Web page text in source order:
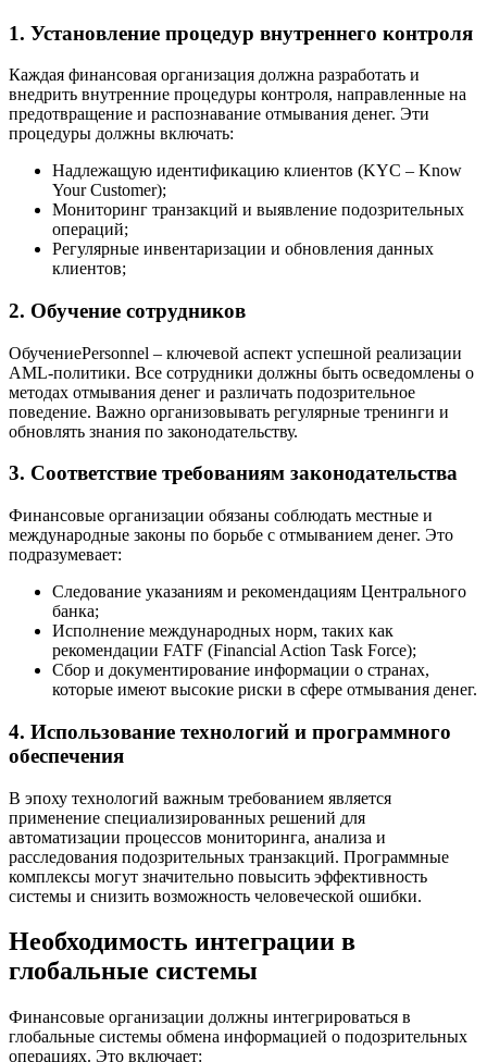
1. Установление процедур внутреннего контроля
Каждая финансовая организация должна разработать и
внедрить внутренние процедуры контроля, направленные на
предотвращение и распознавание отмывания денег. Эти
процедуры должны включать:
Надлежащую идентификацию клиентов (KYC – Know
Your Customer);
Мониторинг транзакций и выявление подозрительных
операций;
Регулярные инвентаризации и обновления данных
клиентов;
2. Обучение сотрудников
ОбучениеPersonnel – ключевой аспект успешной реализации
AML-политики. Все сотрудники должны быть осведомлены о
методах отмывания денег и различать подозрительное
поведение. Важно организовывать регулярные тренинги и
обновлять знания по законодательству.
3. Соответствие требованиям законодательства
Финансовые организации обязаны соблюдать местные и
международные законы по борьбе с отмыванием денег. Это
подразумевает:
Следование указаниям и рекомендациям Центрального
банка;
Исполнение международных норм, таких как
рекомендации FATF (Financial Action Task Force);
Сбор и документирование информации о странах,
которые имеют высокие риски в сфере отмывания денег.
4. Использование технологий и программного
обеспечения
В эпоху технологий важным требованием является
применение специализированных решений для
автоматизации процессов мониторинга, анализа и
расследования подозрительных транзакций. Программные
комплексы могут значительно повысить эффективность
системы и снизить возможность человеческой ошибки.
Необходимость интеграции в
глобальные системы
Финансовые организации должны интегрироваться в
глобальные системы обмена информацией о подозрительных
операциях. Это включает: